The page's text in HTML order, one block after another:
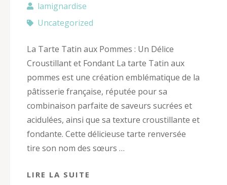
lamignardise
Uncategorized
La Tarte Tatin aux Pommes : Un Délice
Croustillant et Fondant La tarte Tatin aux
pommes est une création emblématique de la
pâtisserie française, réputée pour sa
combinaison parfaite de saveurs sucrées et
acidulées, ainsi que sa texture croustillante et
fondante. Cette délicieuse tarte renversée
tire son nom des sœurs …
LIRE LA SUITE